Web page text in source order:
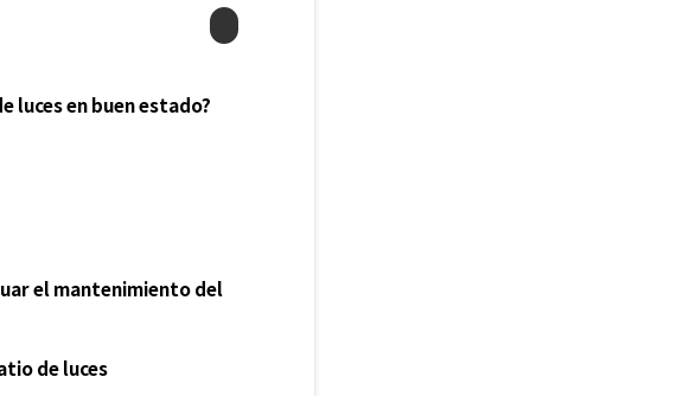
luces en buen estado?
el mantenimiento del
de luces